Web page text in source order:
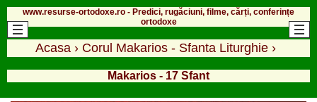
www.resurse-ortodoxe.ro - Predici, rugăciuni, filme, cărți, conferințe
ortodoxe
Acasa › Corul Makarios - Sfanta Liturghie ›
Makarios - 17 Sfant